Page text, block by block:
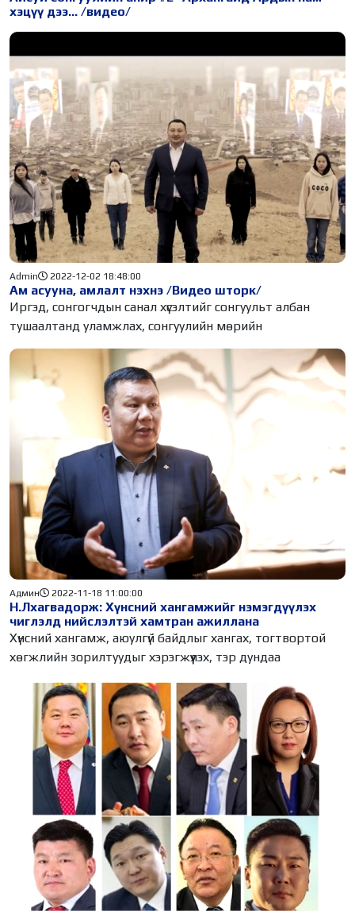
хэцүү дээ... /видео/
Ам асууна, амлалт нэхнэ /Видео шторк/
Admin 2022-12-02 18:48:00
Иргэд, сонгогчдын санал хүсэлтийг сонгуульт албан
тушаалтанд уламжлах, сонгуулийн мөрийн
Н.Лхагвадорж: Хүнсний хангамжийг нэмэгдүүлэх
чиглэлд нийслэлтэй хамтран ажиллана
Админ 2022-11-18 11:00:00
Хүнсний хангамж, аюулгүй байдлыг хангах, тогтвортой
хөгжлийн зорилтуудыг хэрэгжүүлэх, тэр дундаа